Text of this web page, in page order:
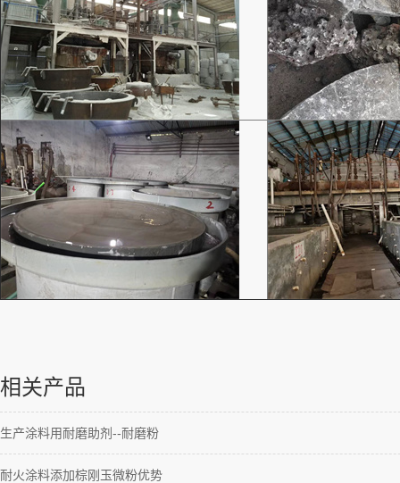
相关产品
生产涂料用耐磨助剂--耐磨粉
耐火涂料添加棕刚玉微粉优势